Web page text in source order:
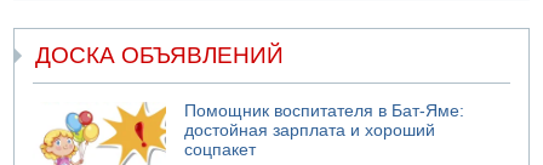
ДОСКА ОБЪЯВЛЕНИЙ
Помощник воспитателя в Бат-Яме:
достойная зарплата и хороший
соцпакет